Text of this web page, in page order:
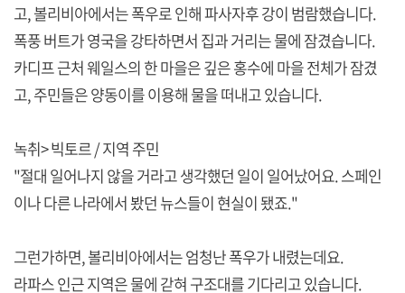
고, 볼리비아에서는 폭우로 인해 파사자후 강이 범람했습니다.
폭풍 버트가 영국을 강타하면서 집과 거리는 물에 잠겼습니다.
카디프 근처 웨일스의 한 마을은 깊은 홍수에 마을 전체가 잠겼
고, 주민들은 양동이를 이용해 물을 떠내고 있습니다.
녹취> 빅토르 / 지역 주민
"절대 일어나지 않을 거라고 생각했던 일이 일어났어요. 스페인
이나 다른 나라에서 봤던 뉴스들이 현실이 됐죠."
그런가하면, 볼리비아에서는 엄청난 폭우가 내렸는데요.
라파스 인근 지역은 물에 갇혀 구조대를 기다리고 있습니다.